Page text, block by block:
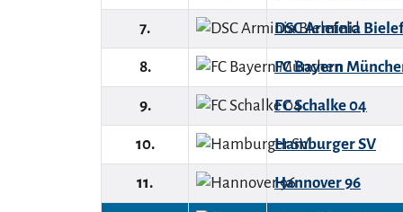
7. DSC Arminia
8. FC Bayern
9. FC Schalke 04
10. Hamburger SV
11. Hannover 96